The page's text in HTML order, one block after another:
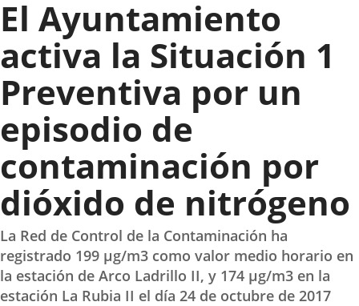
Valladolid
El Ayuntamiento
activa la Situación 1
Preventiva por un
episodio de
contaminación por
dióxido de nitrógeno
La Red de Control de la Contaminación ha
registrado 199 µg/m3 como valor medio horario en
la estación de Arco Ladrillo II, y 174 µg/m3 en la
estación La Rubia II el día 24 de octubre de 2017